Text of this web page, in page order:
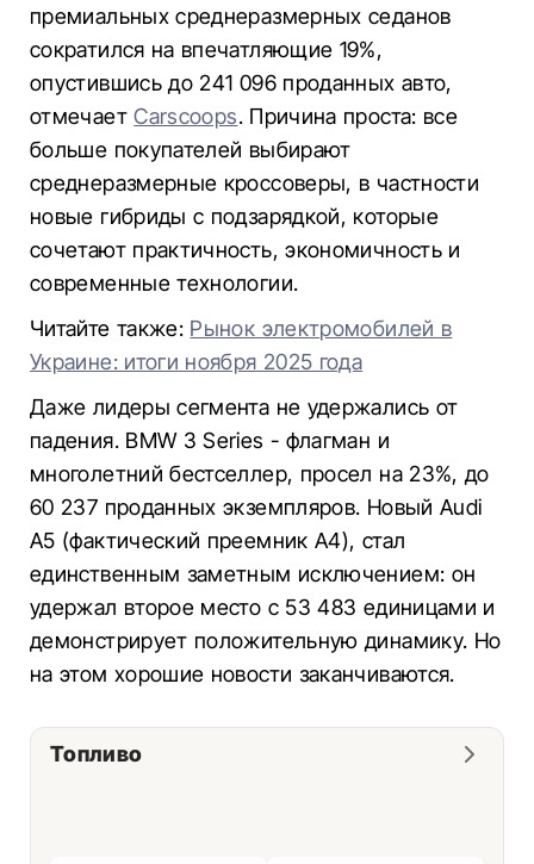
премиальных среднеразмерных седанов
сократился на впечатляющие 19%,
опустившись до 241 096 проданных авто,
отмечаетCarscoops. Причина проста: все
больше покупателей выбирают
среднеразмерные кроссоверы, в частности
новые гибриды с подзарядкой, которые
сочетают практичность, экономичность и
современные технологии.
Читайте также: Рынок электромобилей в
Украине: итоги ноября 2025 года
Даже лидеры сегмента не удержались от
падения. BMW 3 Series - флагман и
многолетний бестселлер, просел на 23%, до
60 237 проданных экземпляров. Новый Audi
A5 (фактический преемник A4), стал
единственным заметным исключением: он
удержал второе место с 53 483 единицами и
демонстрирует положительную динамику. Но
на этом хорошие новости заканчиваются.
Топливо